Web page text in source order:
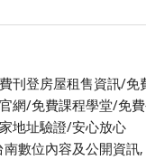
刊登房屋租售資訊/免
網/免費課程學堂/免
地址驗證/安心放心
數位內容及公開資訊,